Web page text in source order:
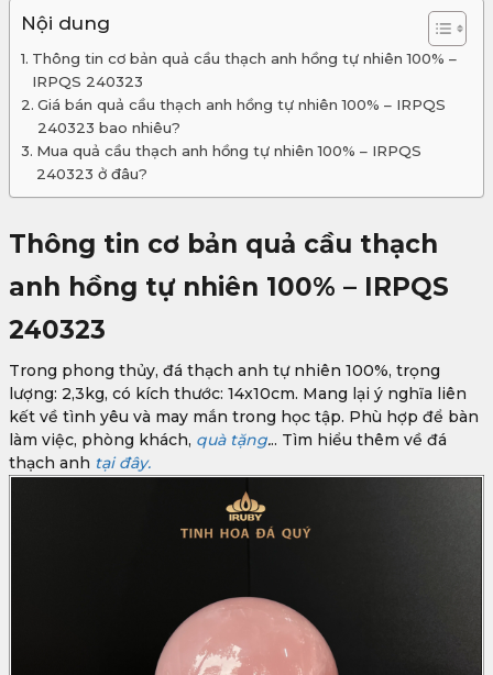
Nội dung
Thông tin cơ bản quả cầu thạch anh hồng tự nhiên 100% –
IRPQS 240323
Giá bán quả cầu thạch anh hồng tự nhiên 100% – IRPQS
240323 bao nhiêu?
Mua quả cầu thạch anh hồng tự nhiên 100% – IRPQS
240323 ở đâu?
Thông tin cơ bản quả cầu thạch
anh hồng tự nhiên 100% – IRPQS
240323
Trong phong thủy, đá thạch anh tự nhiên 100%, trọng
lượng: 2,3kg, có kích thước: 14x10cm. Mang lại ý nghĩa liên
kết về tình yêu và may mắn trong học tập. Phù hợp để bàn
làm việc, phòng khách, quà tặng... Tìm hiểu thêm về đá
thạch anh tại đây.